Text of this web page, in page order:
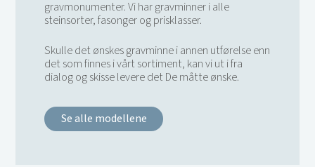
gravmonumenter. Vi har gravminner i alle
steinsorter, fasonger og prisklasser.
Skulle det ønskes gravminne i annen utførelse enn
det som finnes i vårt sortiment, kan vi ut i fra
dialog og skisse levere det De måtte ønske.
Se alle modellene